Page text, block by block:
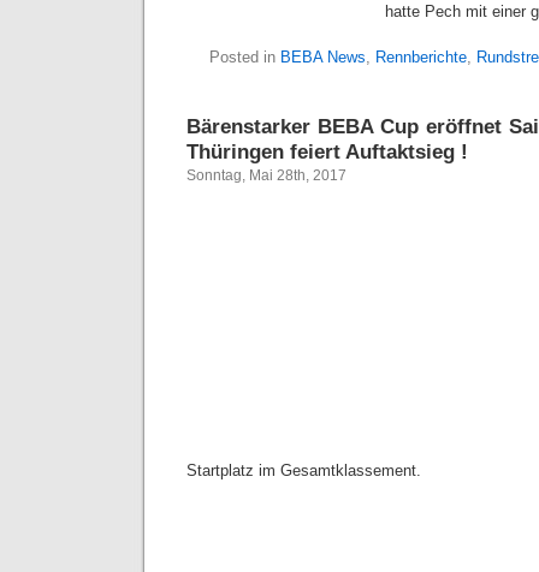
hatte Pech mit einer
Posted in BEBA News, Rennberichte,
Bärenstarker BEBA Cup eröffnet
Thüringen feiert Auftaktsieg !
Sonntag, Mai 28th, 2017
Startplatz im Gesamtklassement.